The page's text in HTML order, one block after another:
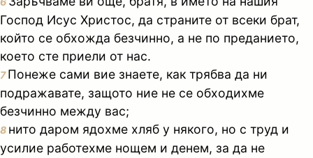
Господ Исус Христос, да страните от всеки брат,
който се обхожда безчинно, а не по преданието,
което сте приели от нас.
7Понеже сами вие знаете, как трябва да ни
подражавате, защото ние не се обходихме
безчинно между вас;
8 нито даром ядохме хляб у някого, но с труд и
усилие работехме нощем и денем, за да не